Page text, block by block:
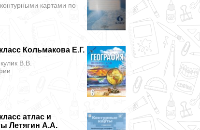
картами по
Кольмакова Е.Г.
В.В.
атлас и
Летягин А.А.